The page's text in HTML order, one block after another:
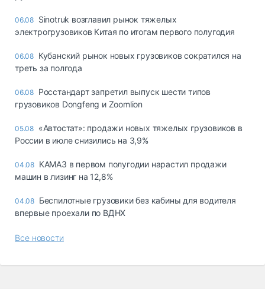
06.08 Sinotruk возглавил рынок тяжелых
электрогрузовиков Китая по итогам первого полугодия
06.08 Кубанский рынок новых грузовиков сократился на
треть за полгода
06.08 Росстандарт запретил выпуск шести типов
грузовиков Dongfeng и Zoomlion
05.08 «Автостат»: продажи новых тяжелых грузовиков в
России в июле снизились на 3,9%
04.08 КАМАЗ в первом полугодии нарастил продажи
машин в лизинг на 12,8%
04.08 Беспилотные грузовики без кабины для водителя
впервые проехали по ВДНХ
Все новости